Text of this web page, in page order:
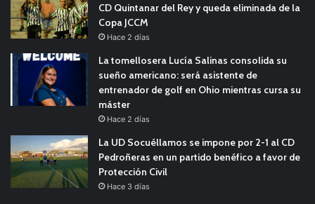
CD Quintanar del Rey y queda eliminada de la
Copa JCCM
Hace 2 días
La tomellosera Lucía Salinas consolida su
sueño americano: será asistente de
entrenador de golf en Ohio mientras cursa su
máster
Hace 2 días
La UD Socuéllamos se impone por 2-1 al CD
Pedroñeras en un partido benéfico a favor de
Protección Civil
Hace 3 días